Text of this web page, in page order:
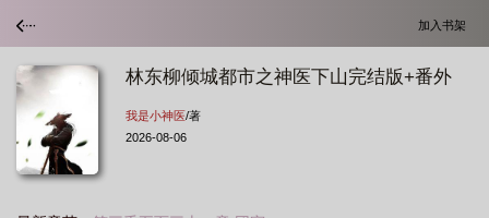
加入书架
林东柳倾城都市之神医下山完结版+番外
我是小神医/著
2026-08-06